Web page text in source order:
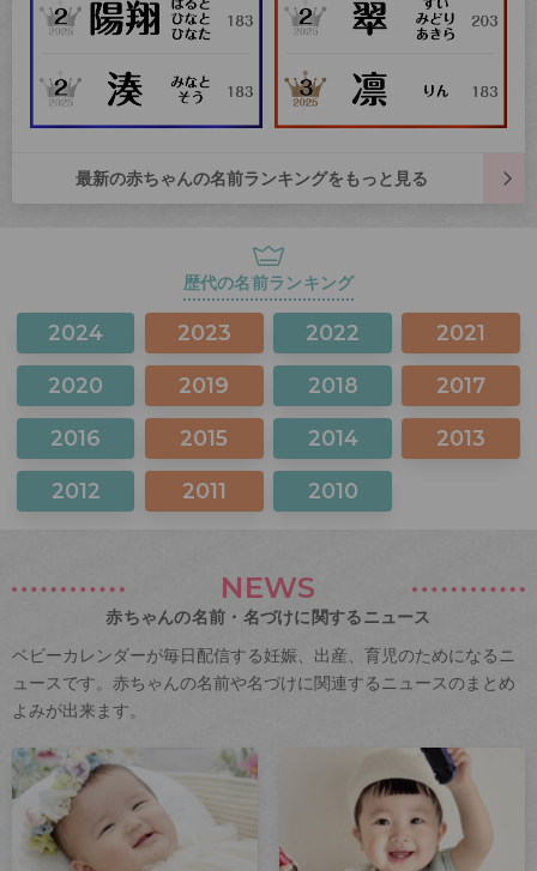
最新の赤ちゃんの名前ランキングをもっと見る
歴代の名前ランキング
2024 2023 2022 2021
2020 2019 2018 2017
2016 2015 2014 2013
2012 2011 2010
NEWS
赤ちゃんの名前・名づけに関するニュース
ベビーカレンダーが毎日配信する妊娠、出産、育児のためになるニ
ュースです。赤ちゃんの名前や名づけに関連するニュースのまとめ
よみが出来ます。